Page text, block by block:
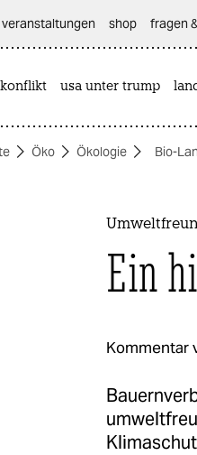
veranstaltungen shop fragen
usa unter trump
Öko Ökologie Bio-
Ein
Kommentar